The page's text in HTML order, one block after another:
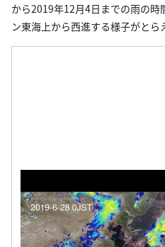
から2019年12月4日までの雨の時
ン東海上から西進する様子がとら